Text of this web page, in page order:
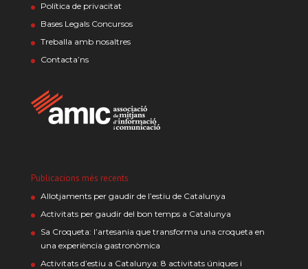
Política de privacitat
Bases Legals Concursos
Treballa amb nosaltres
Contacta’ns
Publicacions més recents
Allotjaments per gaudir de l’estiu de Catalunya
Activitats per gaudir del bon temps a Catalunya
Sa Croqueta: l’artesania que transforma una croqueta en
una experiència gastronòmica
Activitats d’estiu a Catalunya: 8 activitats úniques i